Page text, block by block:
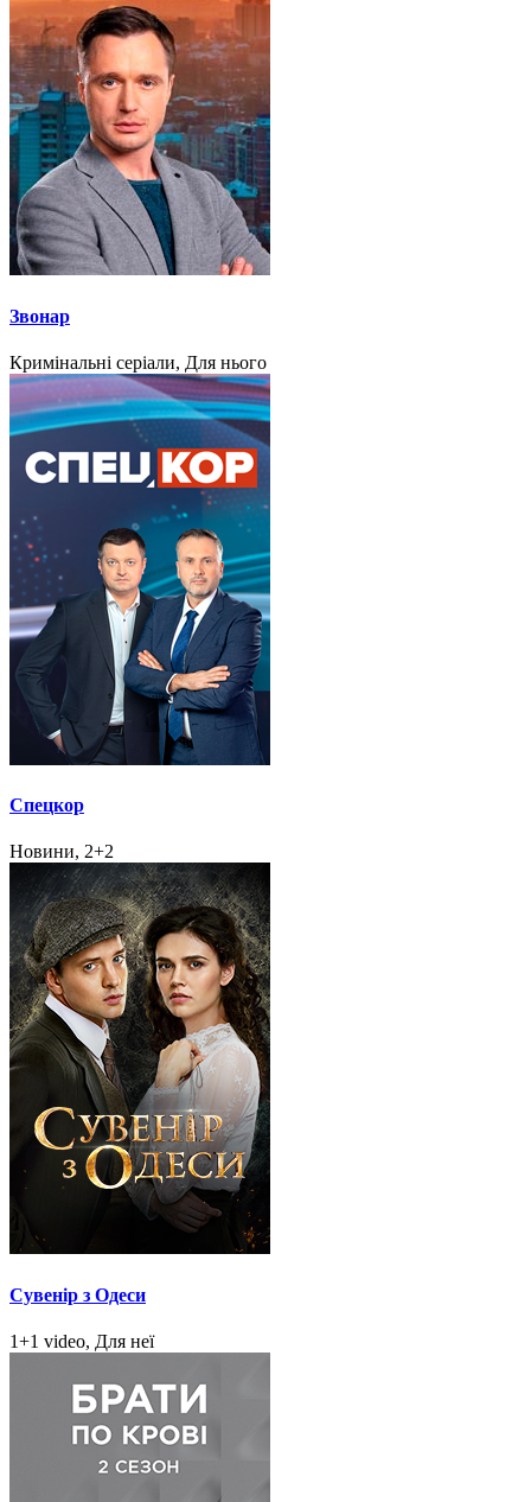
Звонар
Кримінальні серіали, Для нього
Спецкор
Новини, 2+2
Сувенір з Одеси
1+1 video, Для неї